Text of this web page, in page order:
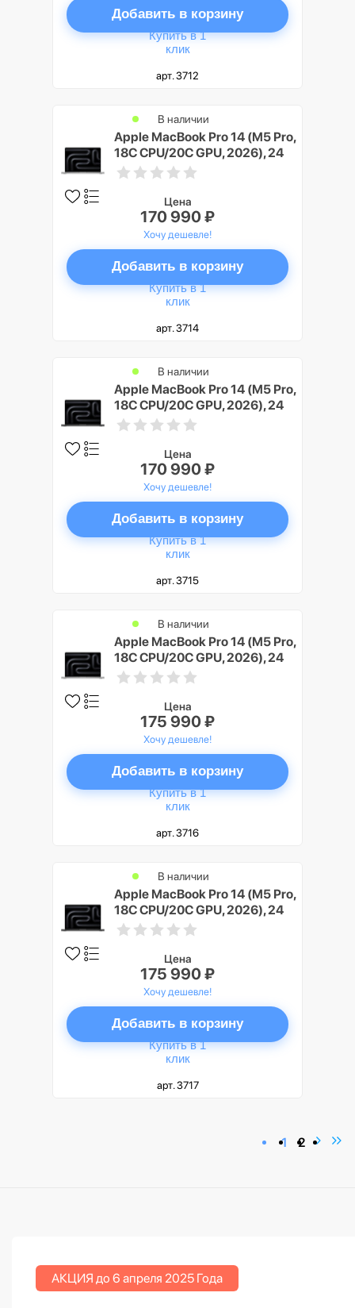
Добавить в корзину
Купить в 1
клик
арт. 3712
Apple MacBook Pro 14 (M5 Pro,
18C CPU/20C GPU, 2026), 24
ГБ, 2 ТБ SSD, Серебристый
В наличии
Цена
170 990 ₽
Хочу дешевле!
Добавить в корзину
Купить в 1
клик
арт. 3714
Apple MacBook Pro 14 (M5 Pro,
18C CPU/20C GPU, 2026), 24
ГБ, 2 ТБ SSD, Черный космос
В наличии
Цена
170 990 ₽
Хочу дешевле!
Добавить в корзину
Купить в 1
клик
арт. 3715
Apple MacBook Pro 14 (M5 Pro,
18C CPU/20C GPU, 2026), 24
ГБ, 4 ТБ SSD, Серебристый
В наличии
Цена
175 990 ₽
Хочу дешевле!
Добавить в корзину
Купить в 1
клик
арт. 3716
Apple MacBook Pro 14 (M5 Pro,
18C CPU/20C GPU, 2026), 24
ГБ, 4 ТБ SSD, Черный космос
В наличии
Цена
175 990 ₽
Хочу дешевле!
Добавить в корзину
Купить в 1
клик
арт. 3717
1 2
АКЦИЯ до 6 апреля 2025 Года